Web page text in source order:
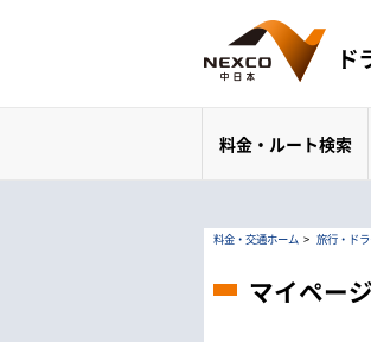
料金・ルート検索
料金・交通ホーム > 旅行・ド
マイページ